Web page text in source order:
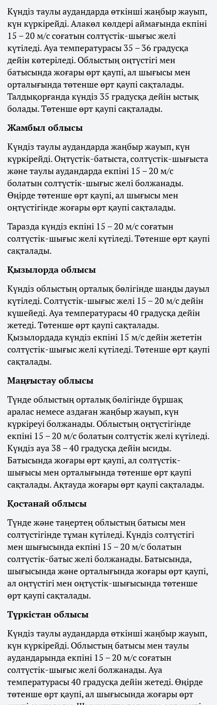
Күндіз таулы аудандарда өткінші жаңбыр жауып,
күн күркірейді. Алакөл көлдері аймағында екпіні
15 – 20 м/с соғатын солтүстік-шығыс желі
күтіледі. Ауа температурасы 35 – 36 градусқа
дейін көтеріледі. Облыстың оңтүстігі мен
батысында жоғары өрт қаупі, ал шығысы мен
орталығында төтенше өрт қаупі сақталады.
Талдықорғанда күндіз 35 градусқа дейін ыстық
болады. Төтенше өрт қаупі сақталады.
Жамбыл облысы
Күндіз таулы аудандарда жаңбыр жауып, күн
күркірейді. Оңтүстік-батыста, солтүстік-шығыста
және таулы аудандарда екпіні 15 – 20 м/с
болатын солтүстік-шығыс желі болжанады.
Өңірде төтенше өрт қаупі, ал шығысы мен
оңтүстігінде жоғары өрт қаупі сақталады.
Таразда күндіз екпіні 15 – 20 м/с соғатын
солтүстік-шығыс желі күтіледі. Төтенше өрт қаупі
сақталады.
Қызылорда облысы
Күндіз облыстың орталық бөлігінде шаңды дауыл
күтіледі. Солтүстік-шығыс желі 15 – 20 м/с дейін
күшейеді. Ауа температурасы 40 градусқа дейін
жетеді. Төтенше өрт қаупі сақталады.
Қызылордада күндіз екпіні 15 м/с дейін жететін
солтүстік-шығыс желі күтіледі. Төтенше өрт қаупі
сақталады.
Маңғыстау облысы
Түнде облыстың орталық бөлігінде бұршақ
аралас немесе аздаған жаңбыр жауып, күн
күркіреуі болжанады. Облыстың оңтүстігінде
екпіні 15 – 20 м/с болатын солтүстік желі күтіледі.
Күндіз ауа 38 – 40 градусқа дейін ысиды.
Батысында жоғары өрт қаупі, ал солтүстік-
шығысы мен орталығында төтенше өрт қаупі
сақталады. Ақтауда жоғары өрт қаупі сақталады.
Қостанай облысы
Түнде және таңертең облыстың батысы мен
солтүстігінде тұман күтіледі. Күндіз солтүстігі
мен шығысында екпіні 15 – 20 м/с болатын
солтүстік-батыс желі болжанады. Батысында,
шығысында және орталығында жоғары өрт қаупі,
ал оңтүстігі мен оңтүстік-шығысында төтенше
өрт қаупі сақталады.
Түркістан облысы
Күндіз таулы аудандарда өткінші жаңбыр жауып,
күн күркірейді. Облыстың батысы мен таулы
аудандарында екпіні 15 – 20 м/с соғатын
солтүстік-шығыс желі болжанады. Ауа
температурасы 40 градусқа дейін жетеді. Өңірде
төтенше өрт қаупі, ал шығысында жоғары өрт